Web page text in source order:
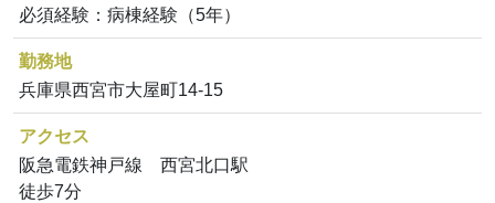
必須経験：病棟経験（5年）
勤務地
兵庫県西宮市大屋町14-15
アクセス
阪急電鉄神戸線 西宮北口駅
徒歩7分